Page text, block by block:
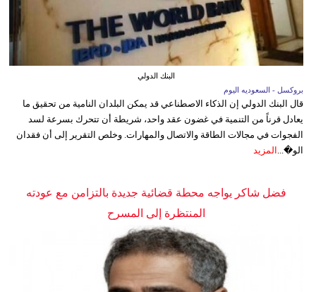
البنك الدولي
بروكسل - السعوديه اليوم
قال البنك الدولي إن الذكاء الاصطناعي قد يمكن البلدان النامية من تحقيق ما
يعادل قرناً من التنمية في غضون عقد واحد، شريطة أن تتحرك بسرعة لسد
الفجوات في مجالات الطاقة والاتصال والمهارات. وخلص التقرير إلى أن فقدان
الو�... المزيد
فضل شاكر يواجه محطة قضائية جديدة بالتزامن مع عودته
المنتظرة إلى المسرح